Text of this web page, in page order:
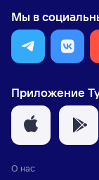
Мы в
Приложение
О нас